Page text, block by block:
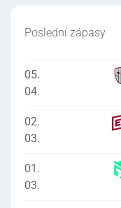
Poslední zápasy
05.
04.
02.
03.
01.
03.